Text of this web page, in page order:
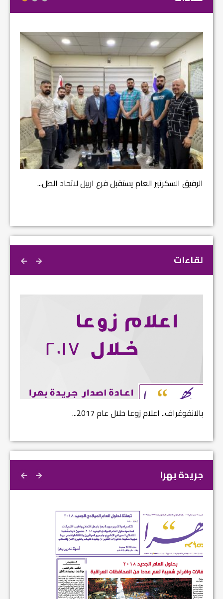
الرفيق السكرتير العام يستقبل فرع اربيل لاتحاد الطل...
لقاءات
بالانفوغراف.. اعلام زوعا خلال عام 2017...
جريدة بهرا